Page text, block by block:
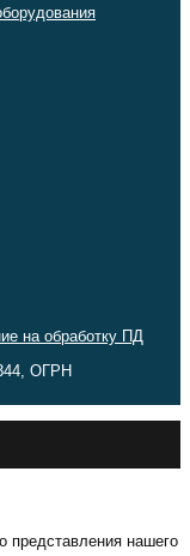
на обработку ПД
ОГРН
нашего